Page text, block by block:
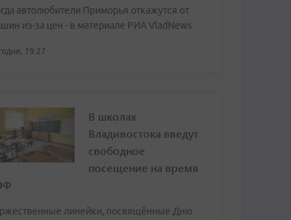
автолюбители Приморья откажутся от
из-за цен - в материале РИА VladNews
19:27
В школах
Владивостока введут
свободное
посещение на время
линейки, посвящённые Дню